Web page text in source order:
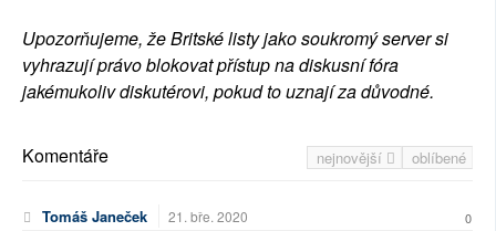
Upozorňujeme, že Britské listy jako soukromý server si
vyhrazují právo blokovat přístup na diskusní fóra
jakémukoliv diskutérovi, pokud to uznají za důvodné.
nejnovější oblíbené
Komentáře
Tomáš Janeček 21. bře. 2020 0